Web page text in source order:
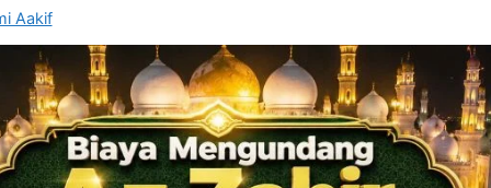
Aakif